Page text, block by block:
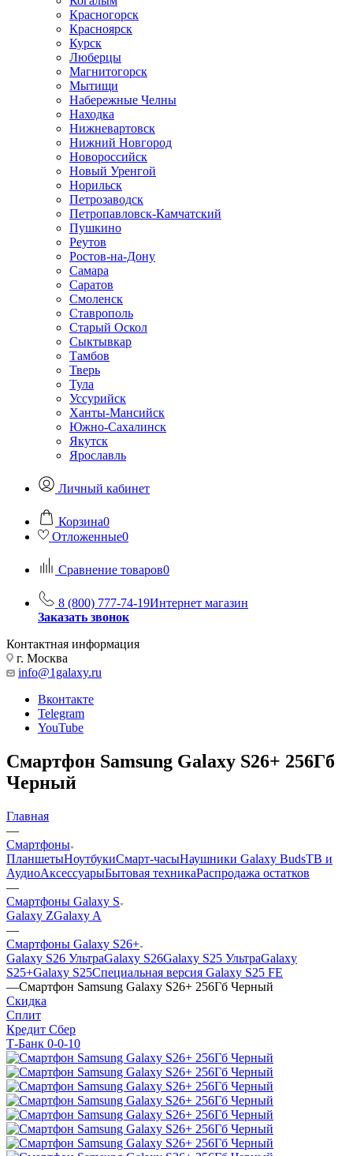
Красногорск
Красноярск
Курск
Люберцы
Магнитогорск
Мытищи
Набережные Челны
Находка
Нижневартовск
Нижний Новгород
Новороссийск
Новый Уренгой
Норильск
Петрозаводск
Петропавловск-Камчатский
Пушкино
Реутов
Ростов-на-Дону
Самара
Саратов
Смоленск
Ставрополь
Старый Оскол
Сыктывкар
Тамбов
Тверь
Тула
Уссурийск
Ханты-Мансийск
Южно-Сахалинск
Якутск
Ярославль
Личный кабинет
Корзина0
Отложенные0
Сравнение товаров0
8 (800) 777-74-19Интернет магазин
Заказать звонок
Контактная информация
г. Москва
info@1galaxy.ru
Вконтакте
Telegram
YouTube
Смартфон Samsung Galaxy S26+ 256Гб
Черный
Главная
—
Смартфоны
ПланшетыНоутбукиСмарт-часыНаушники Galaxy BudsТВ и
АудиоАксессуарыБытовая техникаРаспродажа остатков
—
Смартфоны Galaxy S
Galaxy ZGalaxy A
—
Смартфоны Galaxy S26+
Galaxy S26 УльтраGalaxy S26Galaxy S25 УльтраGalaxy
S25+Galaxy S25Специальная версия Galaxy S25 FE
—Смартфон Samsung Galaxy S26+ 256Гб Черный
Скидка
Сплит
Кредит Сбер
Т-Банк 0-0-10